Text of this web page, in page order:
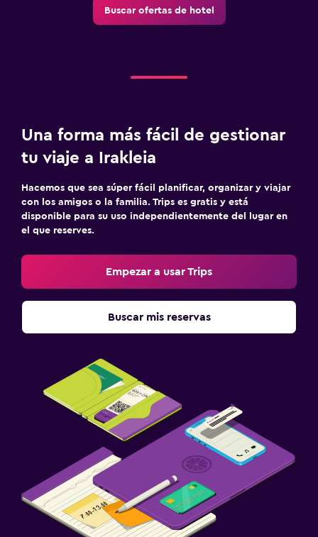
Buscar ofertas de hotel
Una forma más fácil de gestionar
tu viaje a Irakleia
Hacemos que sea súper fácil planificar, organizar y viajar
con los amigos o la familia. Trips es gratis y está
disponible para su uso independientemente del lugar en
el que reserves.
Empezar a usar Trips
Buscar mis reservas